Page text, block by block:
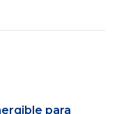
para